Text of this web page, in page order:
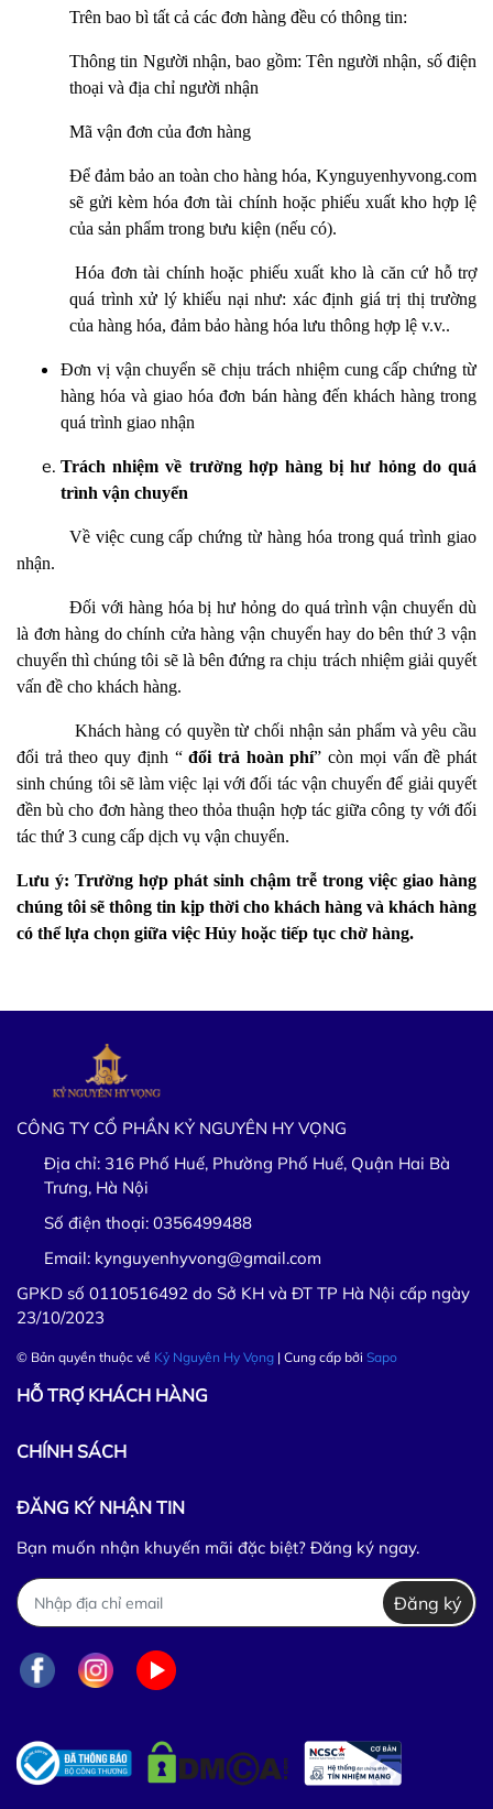
Trên bao bì tất cả các đơn hàng đều có thông tin:
Thông tin Người nhận, bao gồm: Tên người nhận, số điện
thoại và địa chỉ người nhận
Mã vận đơn của đơn hàng
Để đảm bảo an toàn cho hàng hóa, Kynguyenhyvong.com
sẽ gửi kèm hóa đơn tài chính hoặc phiếu xuất kho hợp lệ
của sản phẩm trong bưu kiện (nếu có).
Hóa đơn tài chính hoặc phiếu xuất kho là căn cứ hỗ trợ
quá trình xử lý khiếu nại như: xác định giá trị thị trường
của hàng hóa, đảm bảo hàng hóa lưu thông hợp lệ v.v..
Đơn vị vận chuyển sẽ chịu trách nhiệm cung cấp chứng từ
hàng hóa và giao hóa đơn bán hàng đến khách hàng trong
quá trình giao nhận
Trách nhiệm về trường hợp hàng bị hư hỏng do quá
trình vận chuyển
Về việc cung cấp chứng từ hàng hóa trong quá trình giao
nhận.
Đối với hàng hóa bị hư hỏng do quá trình vận chuyển dù
là đơn hàng do chính cửa hàng vận chuyển hay do bên thứ 3 vận
chuyển thìchúng tôi sẽ là bên đứng ra chịu trách nhiệm giải quyết
vấn đề cho khách hàng.
Khách hàng có quyền từ chối nhận sản phẩm và yêu cầu
đổi trả theo quy định “đổi trả hoàn phí” còn mọi vấn đề phát
sinhchúng tôi sẽ làm việc lại với đối tác vận chuyển để giải quyết
đền bù cho đơn hàng theo thỏa thuận hợp tác giữa công ty với đối
tác thứ 3 cung cấp dịch vụ vận chuyển.
Lưu ý: Trường hợp phát sinh chậm trễ trong việc giao hàng
chúng tôi sẽ thông tin kịp thời cho khách hàng và khách hàng
có thể lựa chọn giữa việc Hủy hoặc tiếp tục chờ hàng.
CÔNG TY CỔ PHẦN KỶ NGUYÊN HY VỌNG
Địa chỉ: 316 Phố Huế, Phường Phố Huế, Quận Hai Bà
Trưng, Hà Nội
Số điện thoại: 0356499488
Email: kynguyenhyvong@gmail.com
GPKD số 0110516492 do Sở KH và ĐT TP Hà Nội cấp ngày
23/10/2023
© Bản quyền thuộc về Kỷ Nguyên Hy Vọng | Cung cấp bởi Sapo
HỖ TRỢ KHÁCH HÀNG
CHÍNH SÁCH
ĐĂNG KÝ NHẬN TIN
Bạn muốn nhận khuyến mãi đặc biệt? Đăng ký ngay.
Đăng ký